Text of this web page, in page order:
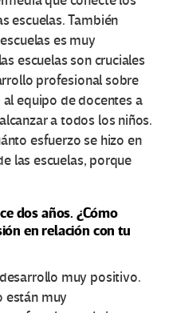
escuelas. También
es muy
escuelas son cruciales
profesional sobre
equipo de docentes a
a todos los niños.
esfuerzo se hizo en
las escuelas, porque
dos años. ¿Cómo
en relación con tu
muy positivo.
están muy